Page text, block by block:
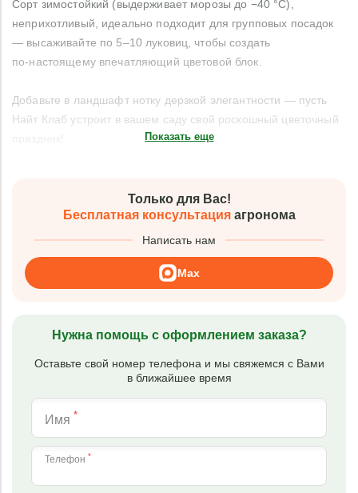
Сорт зимостойкий (выдерживает морозы до −40 °C),
неприхотливый, идеально подходит для групповых посадок
— высаживайте по 5–10 луковиц, чтобы создать
по‑настоящему впечатляющий цветовой блок.
Добавьте в ландшафт нотку дерзкой элегантности — пусть
Найт Клаб устроит в вашем саду свой роскошный цветочный
Показать еще
Только для Вас!
Бесплатная консультацияагронома
Написать нам
Max
Нужна помощь с оформлением заказа?
Оставьте свой номер телефона и мы свяжемся с Вами
в ближайшее время
Имя *
Телефон *